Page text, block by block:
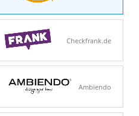
Checkfrank.de
Ambiendo